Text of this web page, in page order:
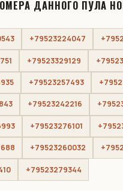
ДАННОГО ПУЛА
+79523224047
+79523329129
+79523257493
+79523242216
+79523276101
+79523260032
+79523279344